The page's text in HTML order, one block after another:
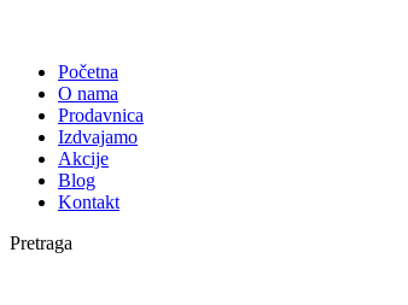
Početna
O nama
Prodavnica
Izdvajamo
Akcije
Blog
Kontakt
Pretraga